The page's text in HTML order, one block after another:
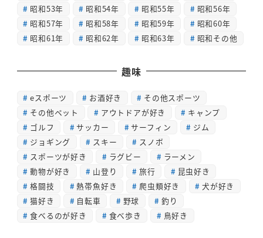
昭和53年
昭和54年 昭和55年
昭和56年
昭和57年
昭和58年 昭和59年
昭和60年
昭和61年
昭和62年 昭和63年 昭和その他
趣味
eスポーツ お酒好き
その他スポーツ
その他ペット
アウトドアが好き
キャンプ
ゴルフ
サッカー サーフィン
ジム
ジョギング
スキー
スノボ
スポーツが好き
ラグビー
ラーメン
動物が好き
山登り 旅行
昆虫好き
格闘技
熱帯魚好き 爬虫類好き
犬が好き
猫好き
自転車 野球
釣り
食べるのが好き
食べ歩き 鳥好き